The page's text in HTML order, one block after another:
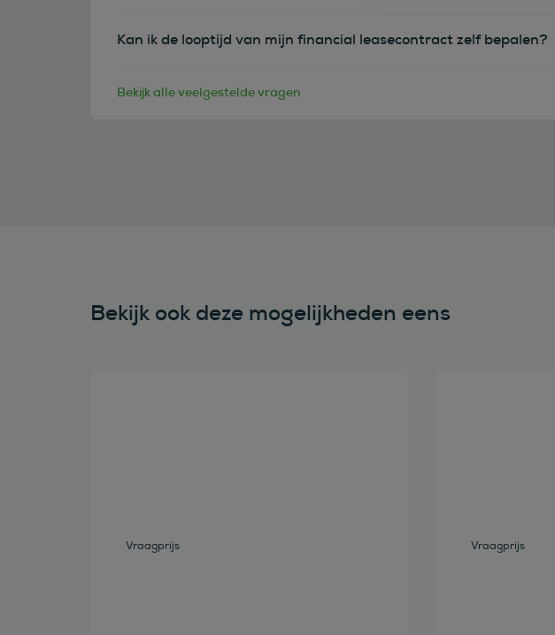
Kan ik de looptijd van mijn financial leasecontract zelf bepalen?
Bekijk alle veelgestelde vragen
Bekijk ook deze mogelijkheden eens
Vraagprijs Vraagprijs